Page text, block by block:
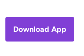
Download App